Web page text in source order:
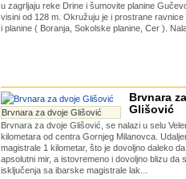
u zagrljaju reke Drine i šumovite planine
visini od 128 m. Okružuju je i prostrane ravnice
i planine ( Boranja, Sokolske planine, Cer ).
Brvnara za dvoje Glišović
Brvnara
Glišović
Brvnara za dvoje Glišović, se nalazi u selu
kilometara od centra Gornjeg Milanovca.
magistrale 1 kilometar, što je dovoljno daleko
apsolutni mir, a istovremeno i dovoljno blizu da
isključenja sa ibarske magistrale lak...